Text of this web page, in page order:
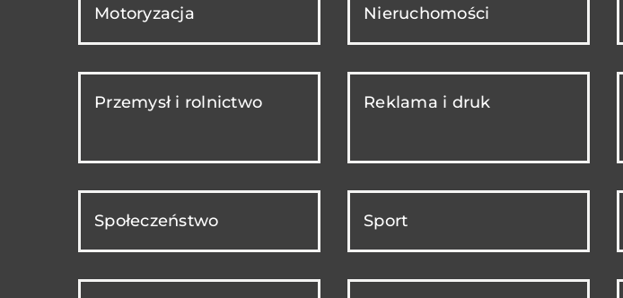
Motoryzacja Nieruchomości
Przemysł i rolnictwo Reklama i druk
Społeczeństwo Sport